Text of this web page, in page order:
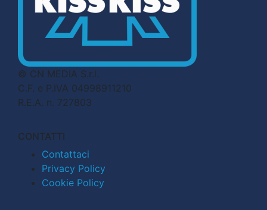
© CN MEDIA S.r.l.
C.F. e P.IVA 04998911210
R.E.A. n. 727803
CONTATTI
Contattaci
Privacy Policy
Cookie Policy